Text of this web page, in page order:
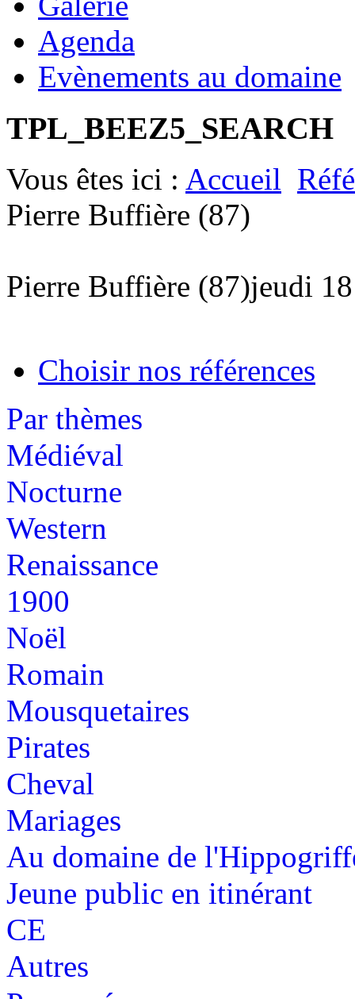
Agenda
Evènements au domaine
TPL_BEEZ5_SEARCH
Vous êtes ici : Accueil
Pierre Buffière (87)
Pierre Buffière (87)jeudi
Choisir nos références
Par thèmes
Médiéval
Nocturne
Western
Renaissance
1900
Noël
Romain
Mousquetaires
Pirates
Cheval
Mariages
Au domaine de
Jeune public en itinérant
CE
Autres